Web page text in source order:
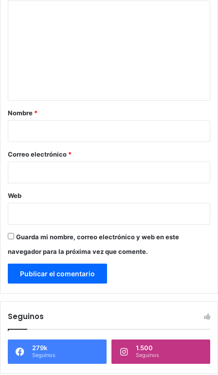
r
*
Nombre *
Correo electrónico *
Web
Guarda mi nombre, correo electrónico y web en este
navegador para la próxima vez que comente.
Seguinos
279k
Seguinos
1.500
Seguinos